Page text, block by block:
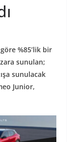
%85’lik bir
sunulan;
sunulacak
Junior,